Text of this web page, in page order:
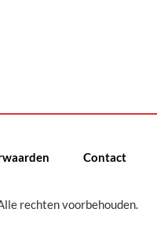
Contact
rechten voorbehouden.